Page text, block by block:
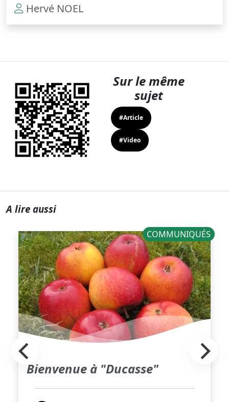
Hervé NOEL
Sur le même
sujet
#Article
#Video
A lire aussi
COMMUNIQUÉS
Bienvenue à "Ducasse"